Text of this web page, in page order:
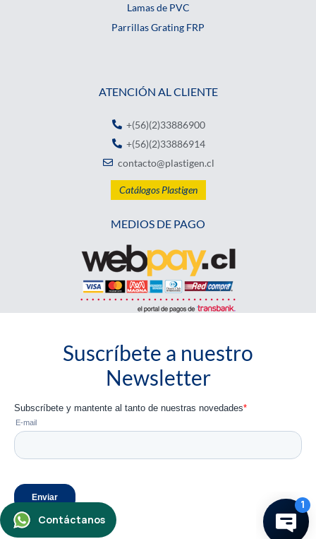
Lamas de PVC
Parrillas Grating FRP
ATENCIÓN AL CLIENTE
+(56)(2)33886900
+(56)(2)33886914
contacto@plastigen.cl
Catálogos Plastigen
MEDIOS DE PAGO
Suscríbete a nuestro
Newsletter